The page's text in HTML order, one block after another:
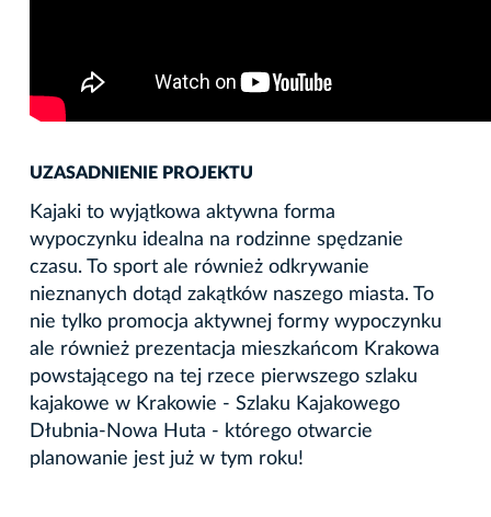
UZASADNIENIE PROJEKTU
Kajaki to wyjątkowa aktywna forma
wypoczynku idealna na rodzinne spędzanie
czasu. To sport ale również odkrywanie
nieznanych dotąd zakątków naszego miasta. To
nie tylko promocja aktywnej formy wypoczynku
ale również prezentacja mieszkańcom Krakowa
powstającego na tej rzece pierwszego szlaku
kajakowe w Krakowie - Szlaku Kajakowego
Dłubnia-Nowa Huta - którego otwarcie
planowanie jest już w tym roku!